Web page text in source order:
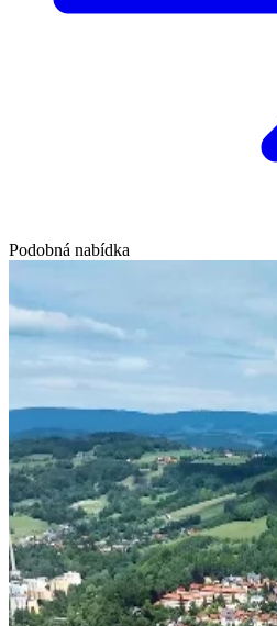
Podobná nabídka